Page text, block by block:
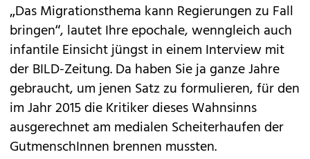
„Das Migrationsthema kann Regierungen zu Fall
bringen“, lautet Ihre epochale, wenngleich auch
infantile Einsicht jüngst in einem Interview mit
der BILD-Zeitung. Da haben Sie ja ganze Jahre
gebraucht, um jenen Satz zu formulieren, für den
im Jahr 2015 die Kritiker dieses Wahnsinns
ausgerechnet am medialen Scheiterhaufen der
GutmenschInnen brennen mussten.